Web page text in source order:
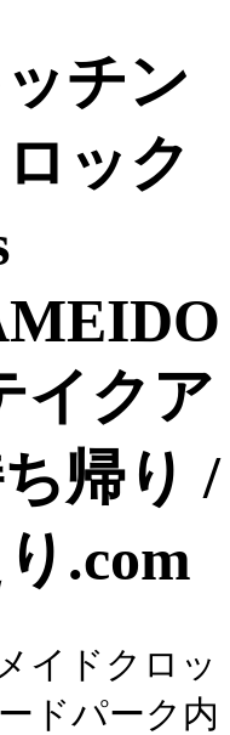
チン
ック
イクア
帰り /
.com
イドクロッ
ドパーク内